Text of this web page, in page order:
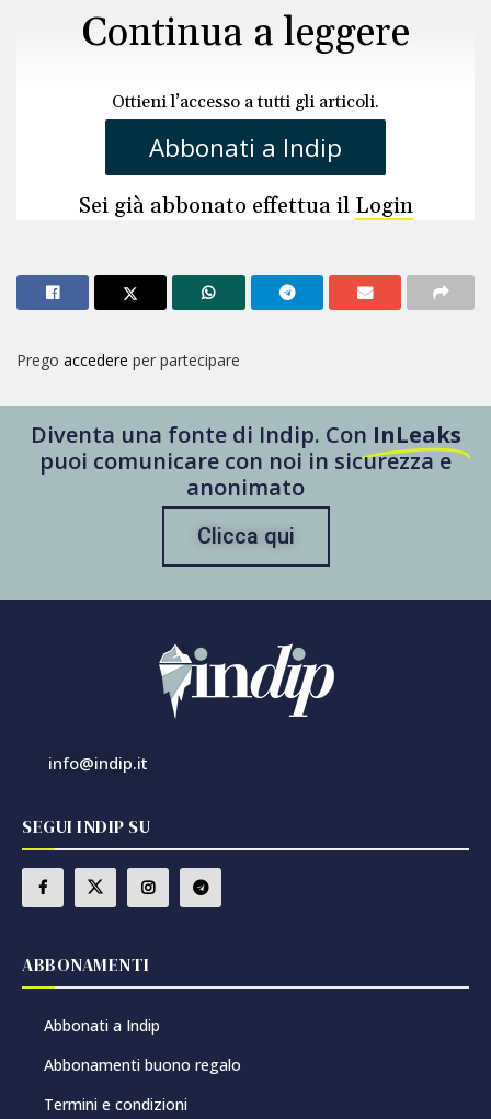
Continua a leggere
Ottieni l’accesso a tutti gli articoli.
Abbonati a Indip
Sei già abbonato effettua il Login
Prego accedere per partecipare
Diventa una fonte di Indip. Con InLeaks
puoi comunicare con noi in sicurezza e
anonimato
Clicca qui
info@indip.it
SEGUI INDIP SU
ABBONAMENTI
Abbonati a Indip
Abbonamenti buono regalo
Termini e condizioni